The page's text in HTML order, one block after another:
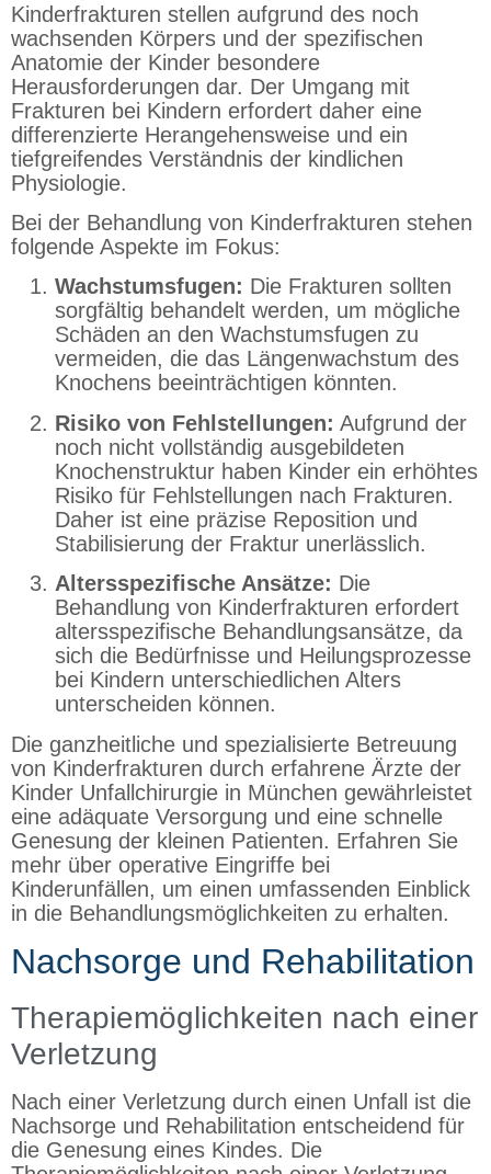
Kinderfrakturen stellen aufgrund des noch
wachsenden Körpers und der spezifischen
Anatomie der Kinder besondere
Herausforderungen dar. Der Umgang mit
Frakturen bei Kindern erfordert daher eine
differenzierte Herangehensweise und ein
tiefgreifendes Verständnis der kindlichen
Physiologie.
Bei der Behandlung von Kinderfrakturen stehen
folgende Aspekte im Fokus:
Wachstumsfugen: Die Frakturen sollten
sorgfältig behandelt werden, um mögliche
Schäden an den Wachstumsfugen zu
vermeiden, die das Längenwachstum des
Knochens beeinträchtigen könnten.
Risiko von Fehlstellungen: Aufgrund der
noch nicht vollständig ausgebildeten
Knochenstruktur haben Kinder ein erhöhtes
Risiko für Fehlstellungen nach Frakturen.
Daher ist eine präzise Reposition und
Stabilisierung der Fraktur unerlässlich.
Altersspezifische Ansätze: Die
Behandlung von Kinderfrakturen erfordert
altersspezifische Behandlungsansätze, da
sich die Bedürfnisse und Heilungsprozesse
bei Kindern unterschiedlichen Alters
unterscheiden können.
Die ganzheitliche und spezialisierte Betreuung
von Kinderfrakturen durch erfahrene Ärzte der
Kinder Unfallchirurgie in München gewährleistet
eine adäquate Versorgung und eine schnelle
Genesung der kleinen Patienten. Erfahren Sie
mehr über operative Eingriffe bei
Kinderunfällen, um einen umfassenden Einblick
in die Behandlungsmöglichkeiten zu erhalten.
Nachsorge und Rehabilitation
Therapiemöglichkeiten nach einer
Verletzung
Nach einer Verletzung durch einen Unfall ist die
Nachsorge und Rehabilitation entscheidend für
die Genesung eines Kindes. Die